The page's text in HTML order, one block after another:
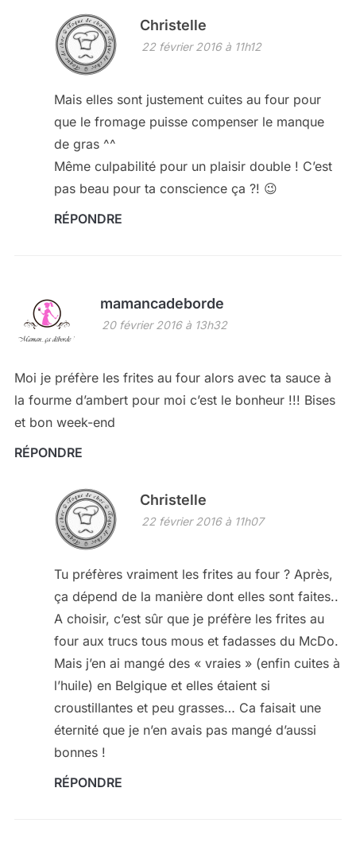
Christelle
22 février 2016 à 11h12
Mais elles sont justement cuites au four pour
que le fromage puisse compenser le manque
de gras ^^
Même culpabilité pour un plaisir double ! C’est
pas beau pour ta conscience ça ?! 😉
RÉPONDRE
mamancadeborde
20 février 2016 à 13h32
Moi je préfère les frites au four alors avec ta sauce à
la fourme d’ambert pour moi c’est le bonheur !!! Bises
et bon week-end
RÉPONDRE
Christelle
22 février 2016 à 11h07
Tu préfères vraiment les frites au four ? Après,
ça dépend de la manière dont elles sont faites..
A choisir, c’est sûr que je préfère les frites au
four aux trucs tous mous et fadasses du McDo.
Mais j’en ai mangé des « vraies » (enfin cuites à
l’huile) en Belgique et elles étaient si
croustillantes et peu grasses… Ca faisait une
éternité que je n’en avais pas mangé d’aussi
bonnes !
RÉPONDRE